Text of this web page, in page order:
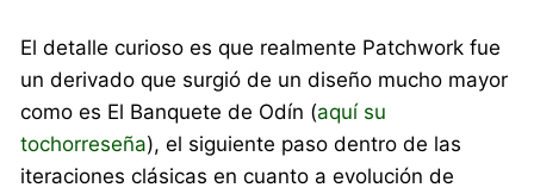
El detalle curioso es que realmente Patchwork fue
un derivado que surgió de un diseño mucho mayor
como es El Banquete de Odín (aquí su
tochorreseña), el siguiente paso dentro de las
iteraciones clásicas en cuanto a evolución de